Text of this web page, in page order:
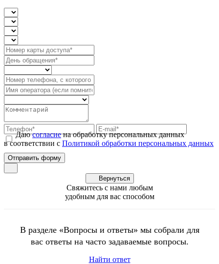
Даюсогласиена обработку персональных данных
в соответствии с Политикой обработки персональных данных
Вернуться
Свяжитесь с нами любым
удобным для вас способом
В разделе «Вопросы и ответы» мы собрали для
вас ответы на часто задаваемые вопросы.
Найти ответ